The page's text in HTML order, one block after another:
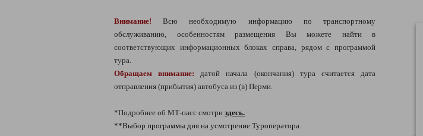
Внимание! Всю необходимую информацию по транспортному
обслуживанию, особенностям размещения Вы можете найти в
соответствующих информационных блоках справа, рядом с программой
тура.
Обращаем внимание: датой начала (окончания) тура считается дата
отправления (прибытия) автобуса из (в) Перми.
*Подробнее об МТ-пасс смотри здесь.
**Выбор программы дня на усмотрение Туроператора.